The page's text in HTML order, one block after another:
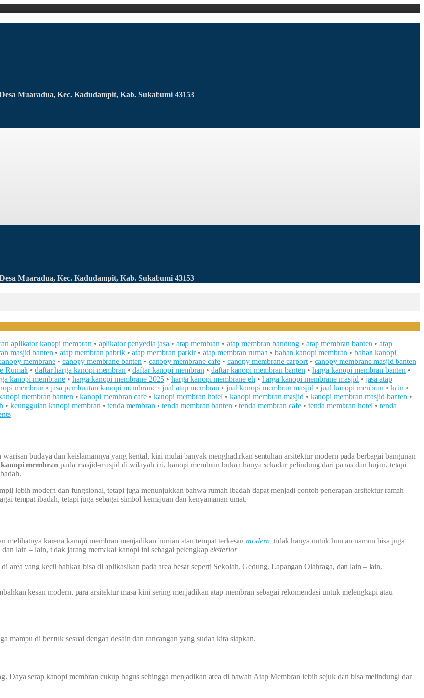
Muaradua, Kec. Kadudampit, Kab. Sukabumi 43153
Muaradua, Kec. Kadudampit, Kab. Sukabumi 43153
aplikator kanopi membran • aplikator penyedia jasa • atap membran • atap membran bandung • atap membran banten • atap
masjid banten • atap membran pabrik • atap membran parkir• atap membran rumah • bahan kanopi membran • bahan kanopi
membrane • canopy membrane banten • canopy membrane cafe • canopy membrane carport • canopy membrane masjid banten
Rumah • daftar harga kanopi membran • daftar kanopi membran • daftar kanopi membran banten • harga kanopi membran banten •
kanopi membrane • harga kanopi membrane 2025 • harga kanopi membrane eh • harga kanopi membrane masjid • jasa atap
membran • jasa pembuatan kanopi membrane • jual atap membran • jual kanopi membran masjid • jual kanopi menbran • kain •
membran banten • kanopi membran cafe • kanopi membran hotel • kanopi membran masjid • kanopi membran masjid banten •
• keunggulan kanopi membran • tenda membran • tenda membran banten • tenda membran cafe • tenda membran hotel • tenda
budaya dan keislamannya yang kental, kini mulai banyak menghadirkan sentuhan arsitektur modern pada berbagai bangunan
kanopi membran pada masjid-masjid di wilayah ini, kanopi membran bukan hanya sekadar pelindung dari panas dan hujan, tetapi
lebih modern dan fungsional, tetapi juga menunjukkan bahwa rumah ibadah dapat menjadi contoh penerapan arsitektur ramah
tempat ibadah, tetapi juga sebagai simbol kemajuan dan kenyamanan umat.
melihatnya karena kanopi membran menjadikan hunian atau tempat terkesan modern, tidak hanya untuk hunian namun bisa juga
lain – lain, tidak jarang memakai kanopi ini sebagai pelengkap eksterior.
area yang kecil bahkan bisa di aplikasikan pada area besar seperti Sekolah, Gedung, Lapangan Olahraga, dan lain – lain,
kesan modern, para arsitektur masa kini sering menjadikan atap membran sebagai rekomendasi untuk melengkapi atau
di bentuk sesuai dengan desain dan rancangan yang sudah kita siapkan.
Daya serap kanopi membran cukup bagus sehingga menjadikan area di bawah Atap Membran lebih sejuk dan bisa melindungi dar